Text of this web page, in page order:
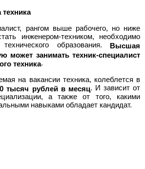
техника
рангом выше рабочего, но ниже
инженером-техником, необходимо
образования. Высшая
может занимать техник-специалист
техника.
на вакансии техника, колеблется в
тысяч рублей в месяц. И зависит от
а также от того, какими
навыками обладает кандидат.